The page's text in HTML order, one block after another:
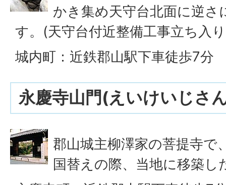
かき集め天守台北面に逆
す。(天守台付近整備工事立ち入
城内町：近鉄郡山駅下車徒歩7分
永慶寺山門(えいけいじさ
郡山城主柳澤家の菩提寺で
国替えの際、当地に移築し